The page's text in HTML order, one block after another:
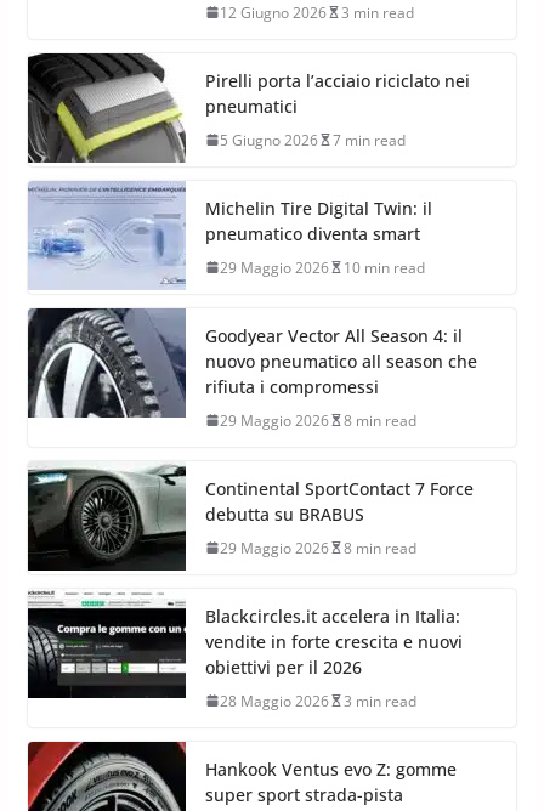
12 Giugno 2026 3 min read
Pirelli porta l’acciaio riciclato nei
pneumatici
5 Giugno 2026 7 min read
Michelin Tire Digital Twin: il
pneumatico diventa smart
29 Maggio 2026 10 min read
Goodyear Vector All Season 4: il
nuovo pneumatico all season che
rifiuta i compromessi
29 Maggio 2026 8 min read
Continental SportContact 7 Force
debutta su BRABUS
29 Maggio 2026 8 min read
Blackcircles.it accelera in Italia:
vendite in forte crescita e nuovi
obiettivi per il 2026
28 Maggio 2026 3 min read
Hankook Ventus evo Z: gomme
super sport strada-pista